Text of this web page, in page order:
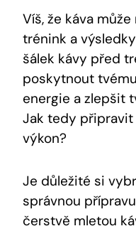
Víš, že káva
trénink ⁤a
šálek kávy‌ před
poskytnout
energie a zlepšit
Jak tedy připravit
výkon?
Je⁢ důležité​ si
správnou
čerstvě mletou